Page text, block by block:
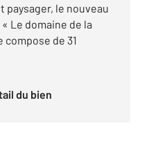
paysager, le nouveau
Le domaine de la
compose de 31
du bien